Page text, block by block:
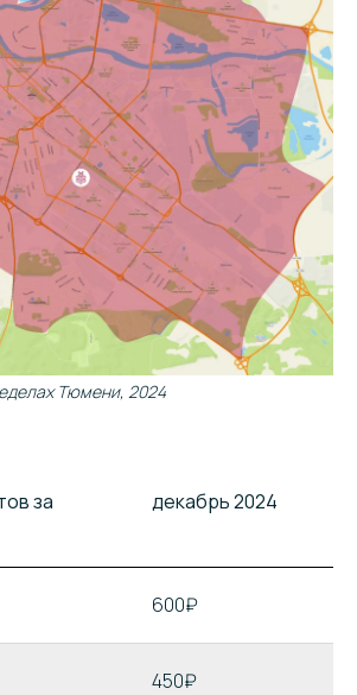
Тюмени, 2024
за
декабрь 2024
600₽
450₽